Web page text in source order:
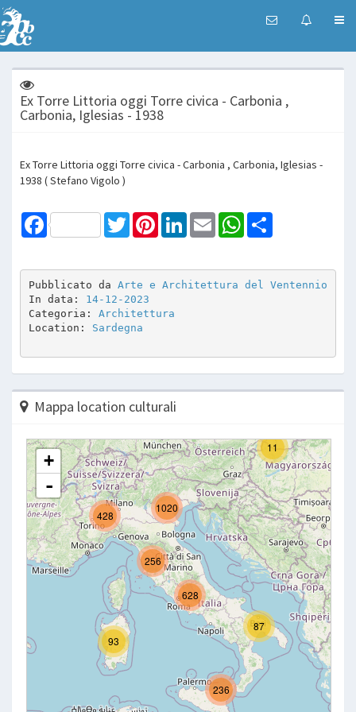
Ex Torre Littoria oggi Torre civica - Carbonia ,
Carbonia, Iglesias - 1938
Ex Torre Littoria oggi Torre civica - Carbonia , Carbonia, Iglesias -
1938 ( Stefano Vigolo )
Facebook TwitterPinterestLinkedInEmail WhatsApp
Pubblicato da Arte e Architettura del Ventennio
In data: 14-12-2023
Categoria: Architettura
Location: Sardegna
Mappa location culturali